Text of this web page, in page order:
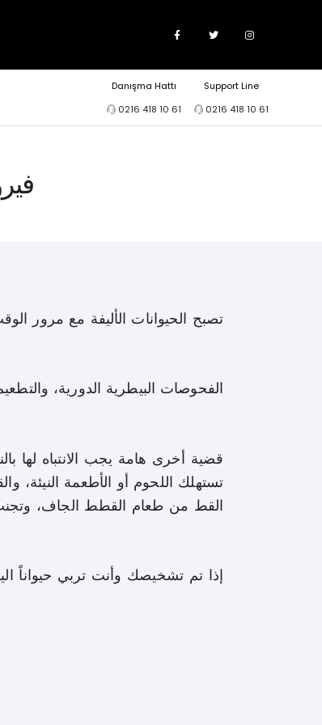
Danışma Hattı
0216 418 10 61
Support Line
0216 418 10 61
تصبح الحيوانات الأليفة مع مرور
الفحوصات البيطرية الدورية،
قضية أخرى هامة يجب الانتباه لها
تستهلك اللحوم أو الأطعمة
القط من طعام القطط الجاف،
إذا تم تشخيصك وأنت تربي حيواناً